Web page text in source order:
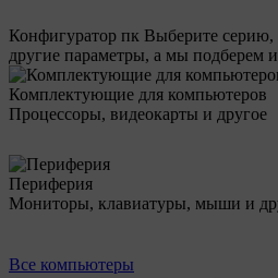
Конфигуратор пк Выберите серию,
другие параметры, а мы подберем
Комплектующие для компьютеров
Процессоры, видеокарты и другое
Периферия
Мониторы, клавиатуры, мыши и
Все компьютеры